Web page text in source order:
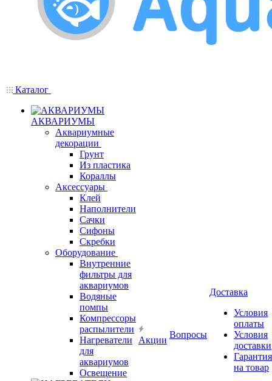
Каталог
АКВАРИУМЫ
Аквариумные
декорации
Грунт
Из пластика
Кораллы
Аксессуары
Клей
Наполнители
Сачки
Сифоны
Скребки
Оборудование
Внутренние
фильтры для
аквариумов
Водяные
помпы
Компрессоры
распылители
Нагреватели
для
аквариумов
Освещение
Акции
Вопросы
Доставка
Условия
оплаты
Условия
доставки
Гарантия
на товар